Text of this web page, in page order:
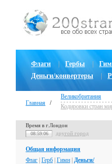
Флаги Гербы
Деньги/конвертеры
Главная /
Великобритания
Кодировки стран
Время в г.Лондон
08:59:07 другой город
Общая информация
Флаг Герб Гимн Деньги/